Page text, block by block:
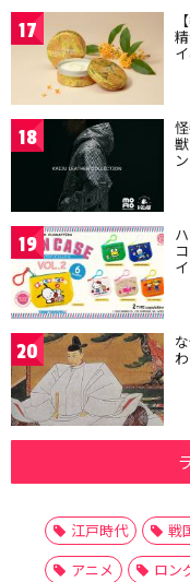
17
18
19
20
江戸時代 戦
アニメ
ロン